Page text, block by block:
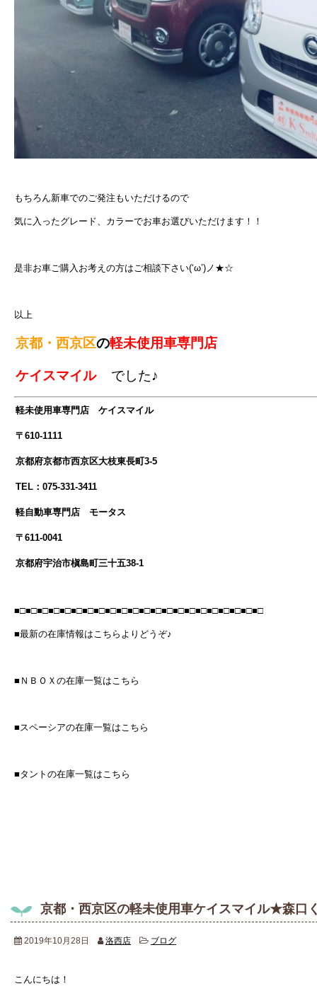
もちろん新車でのご発注もいただけるので
気に入ったグレード、カラーでお車お選びいただけます！！
是非お車ご購入お考えの方はご相談下さい(‘ω’)ノ★☆
以上
京都・西京区の軽未使用車専門店
ケイスマイル でした♪
軽未使用車専門店 ケイスマイル
〒610-1111
京都府京都市西京区大枝東長町3-5
TEL：075-331-3411
軽自動車専門店 モータス
〒611-0041
京都府宇治市槇島町三十五38-1
■□■□■□■□■□■□■□■□■□■□■□■□■□■□■□■□■□■□■□■□■□■□
■最新の在庫情報はこちらよりどうぞ♪
■ＮＢＯＸの在庫一覧はこちら
■スペーシアの在庫一覧はこちら
■タントの在庫一覧はこちら
京都・西京区の軽未使用車ケイスマイル★森口
2019年10月28日 洛西店 ブログ
こんにちは！